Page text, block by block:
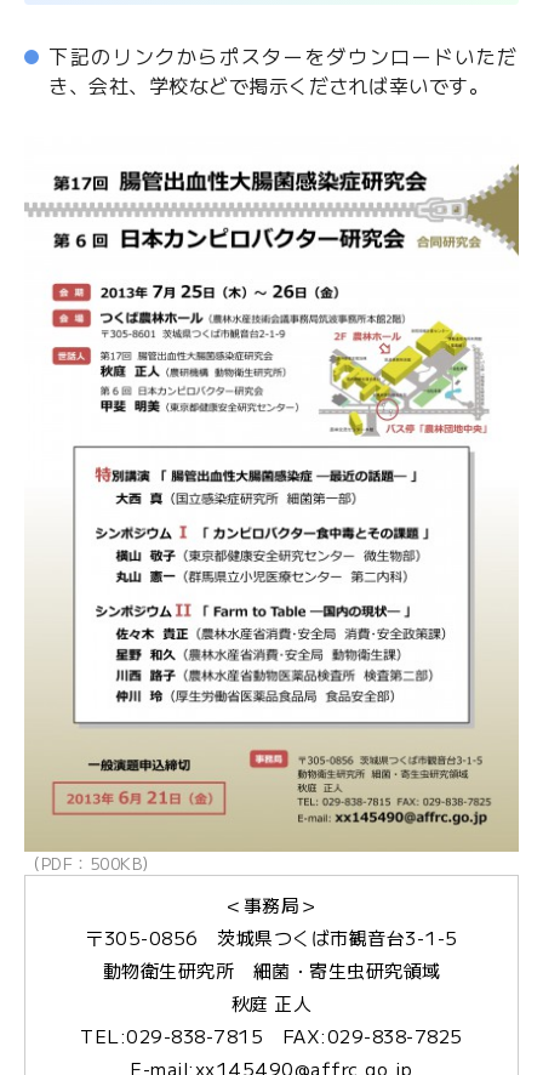
下記のリンクからポスターをダウンロードいただ
き、会社、学校などで掲示くだされば幸いです。
（PDF：500KB）
＜事務局＞
〒305-0856 茨城県つくば市観音台3-1-5
動物衛生研究所 細菌・寄生虫研究領域
秋庭 正人
TEL:029-838-7815 FAX:029-838-7825
E-mail:xx145490@affrc.go.jp